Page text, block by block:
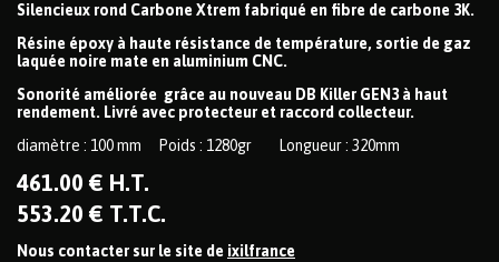
Silencieux rond Carbone Xtrem fabriqué en fibre de carbone 3K.
Résine époxy à haute résistance de température, sortie de gaz
laquée noire mate en aluminium CNC.
Sonorité améliorée grâce au nouveau DB Killer GEN3 à haut
rendement. Livré avec protecteur et raccord collecteur.
diamètre : 100 mm Poids : 1280gr Longueur : 320mm
461.00 € H.T.
553.20 € T.T.C.
Nous contacter sur le site de ixilfrance